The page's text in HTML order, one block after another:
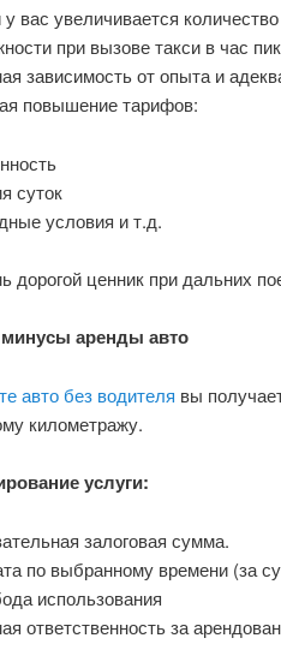
вас увеличивается
при вызове такси в час
зависимость от опыта и
повышение тарифов:
суток
условия и т.д.
дорогой ценник при дальних
аренды авто
авто без водителя вы
километражу.
услуги:
залоговая сумма.
по выбранному времени (за
использования
ответственность за